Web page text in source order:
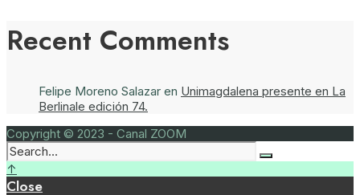
Recent Comments
Felipe Moreno Salazar en Unimagdalena presente en La
Berlinale edición 74.
Copyright © 2023 - Canal ZOOM
↑
Close